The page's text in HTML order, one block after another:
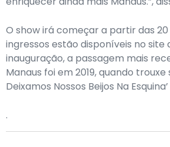
O show irá começar a partir das 20
ingressos estão disponíveis no site
inauguração, a passagem mais
Manaus foi em 2019, quando trouxe
Deixamos Nossos Beijos Na Esquina’
.